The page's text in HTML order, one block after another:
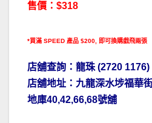
售價：$318
*買滿 SPEED 產品 $200, 即可換購戲飛兩張
店舖查詢：龍珠 (2720 1176)
店舖地址：九龍深水埗福華
地庫40,42,66,68號舖